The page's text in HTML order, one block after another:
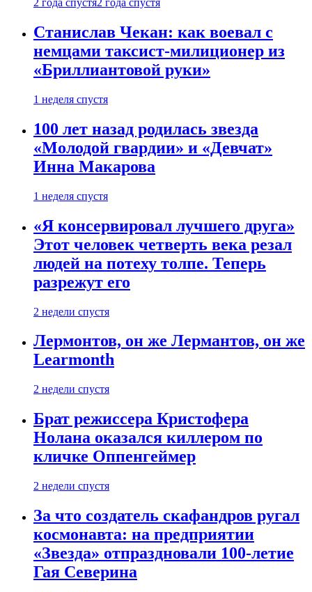
2 года спустя2 года спустя
Станислав Чекан: как воевал с
немцами таксист-милиционер из
«Бриллиантовой руки»
1 неделя спустя
100 лет назад родилась звезда
«Молодой гвардии» и «Девчат»
Инна Макарова
1 неделя спустя
«Я консервировал лучшего друга»
Этот человек четверть века резал
людей на потеху толпе. Теперь
разрежут его
2 недели спустя
Лермонтов, он же Лермантов, он же
Learmonth
2 недели спустя
Брат режиссера Кристофера
Нолана оказался киллером по
кличке Оппенгеймер
2 недели спустя
За что создатель скафандров ругал
космонавта: на предприятии
«Звезда» отпраздновали 100-летие
Гая Северина